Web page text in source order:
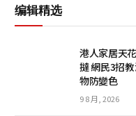
编辑精选
港人家居天
撻 網民3招
物防變色
9 8 月, 2026